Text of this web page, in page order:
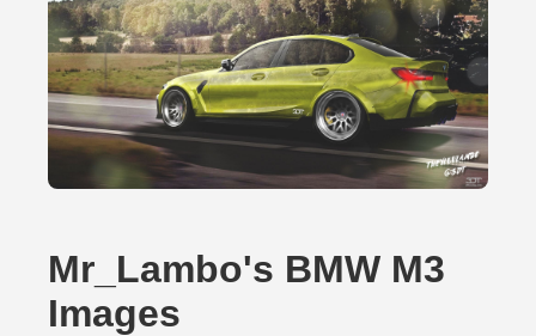
Mr_Lambo's BMW M3
Images